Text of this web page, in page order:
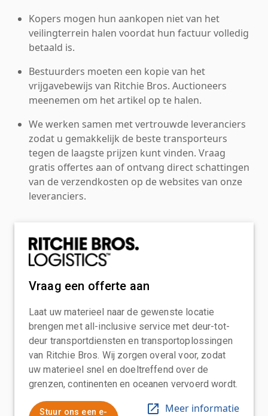
Kopers mogen hun aankopen niet van het
veilingterrein halen voordat hun factuur volledig
betaald is.
Bestuurders moeten een kopie van het
vrijgavebewijs van Ritchie Bros. Auctioneers
meenemen om het artikel op te halen.
We werken samen met vertrouwde leveranciers
zodat u gemakkelijk de beste transporteurs
tegen de laagste prijzen kunt vinden. Vraag
gratis offertes aan of ontvang direct schattingen
van de verzendkosten op de websites van onze
leveranciers.
Vraag een offerte aan
Laat uw materieel naar de gewenste locatie
brengen met all-inclusive service met deur-tot-
deur transportdiensten en transportoplossingen
van Ritchie Bros. Wij zorgen overal voor, zodat
uw materieel snel en doeltreffend over de
grenzen, continenten en oceanen vervoerd wordt.
Stuur ons een e-
Meer informatie